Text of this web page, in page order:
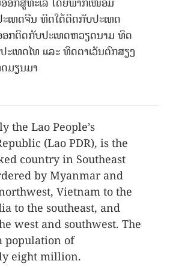
ເທດຈີນ ທິດໃຕ້ຕິດກັບປະເທດ
ອກຕິດກັບປະເທດຫວຽດນາມ ທິດ
ເທດໄທ ແລະ ທິດຕາເວັນຕົກສຽງ
ມຽນມາ
the Lao People’s
(Lao PDR), is the
country in Southeast
by Myanmar and
Vietnam to the
to the southeast, and
west and southwest. The
population of
eight million.